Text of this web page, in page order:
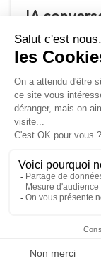
IA
duo 2026
May 26, 2026